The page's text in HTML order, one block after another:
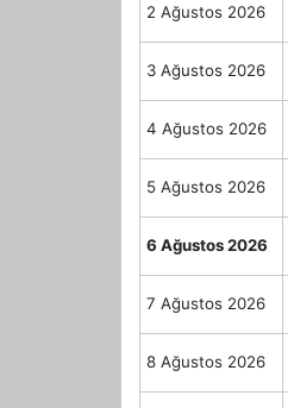
2 Ağustos 2026
3 Ağustos 2026
4 Ağustos 2026
5 Ağustos 2026
6 Ağustos 2026
7 Ağustos 2026
8 Ağustos 2026